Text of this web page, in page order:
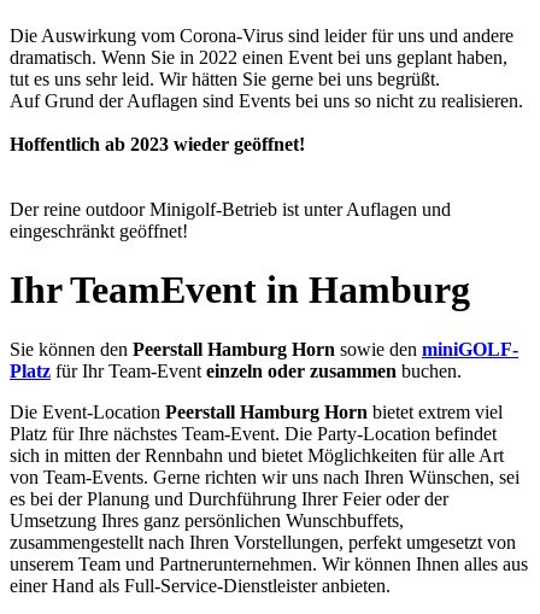
Die Auswirkung vom Corona-Virus sind leider für uns und andere
dramatisch. Wenn Sie in 2022 einen Event bei uns geplant haben,
tut es uns sehr leid. Wir hätten Sie gerne bei uns begrüßt.
Auf Grund der Auflagen sind Events bei uns so nicht zu realisieren.
Hoffentlich ab 2023 wieder geöffnet!
Der reine outdoor Minigolf-Betrieb ist unter Auflagen und
eingeschränkt geöffnet!
Ihr TeamEvent in Hamburg
Sie können den Peerstall Hamburg Horn sowie den miniGOLF-
Platz für Ihr Team-Event einzeln oder zusammen buchen.
Die Event-Location Peerstall Hamburg Horn bietet extrem viel
Platz für Ihre nächstes Team-Event. Die Party-Location befindet
sich in mitten der Rennbahn und bietet Möglichkeiten für alle Art
von Team-Events. Gerne richten wir uns nach Ihren Wünschen, sei
es bei der Planung und Durchführung Ihrer Feier oder der
Umsetzung Ihres ganz persönlichen Wunschbuffets,
zusammengestellt nach Ihren Vorstellungen, perfekt umgesetzt von
unserem Team und Partnerunternehmen. Wir können Ihnen alles aus
einer Hand als Full-Service-Dienstleister anbieten.